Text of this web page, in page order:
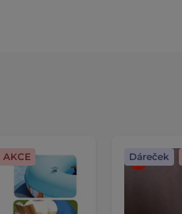
AKCE Dáreček